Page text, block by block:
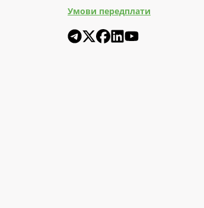
Умови передплати